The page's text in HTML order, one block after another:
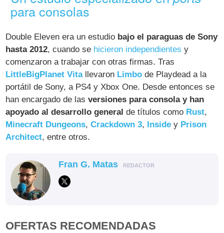
para consolas
Double Eleven era un estudio bajo el paraguas de Sony
hasta 2012, cuando se hicieron independientes y
comenzaron a trabajar con otras firmas. Tras
LittleBigPlanet Vitallevaron Limbo de Playdead a la
portátil de Sony, a PS4 y Xbox One. Desde entonces se
han encargado de lasversiones para consola y han
apoyado al desarrollo general de títulos como Rust,
Minecraft Dungeons,Crackdown 3, Inside y Prison
Architect, entre otros.
Fran G. Matas REDACTOR
OFERTAS RECOMENDADAS